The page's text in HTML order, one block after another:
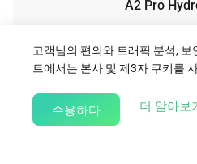
A2 Pro
고객님의 편의와 트래픽 분석, 보
트에서는 본사 및 제3자 쿠키를
수용하다 더 알아보